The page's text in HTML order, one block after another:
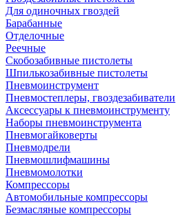
Для одиночных гвоздей
Барабанные
Отделочные
Реечные
Скобозабивные пистолеты
Шпилькозабивные пистолеты
Пневмоинструмент
Пневмостеплеры, гвоздезабиватели
Аксессуары к пневмоинструменту
Наборы пневмоинструмента
Пневмогайковерты
Пневмодрели
Пневмошлифмашины
Пневмомолотки
Компрессоры
Автомобильные компрессоры
Безмасляные компрессоры